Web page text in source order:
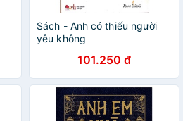
Sách - Anh có thiếu người
yêu không
101.250 đ